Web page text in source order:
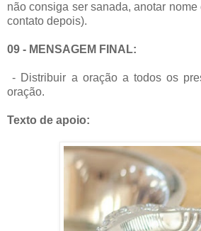
não consiga ser sanada, anotar
contato depois).
09 - MENSAGEM FINAL:
- Distribuir a oração a todos os
oração.
Texto de apoio: